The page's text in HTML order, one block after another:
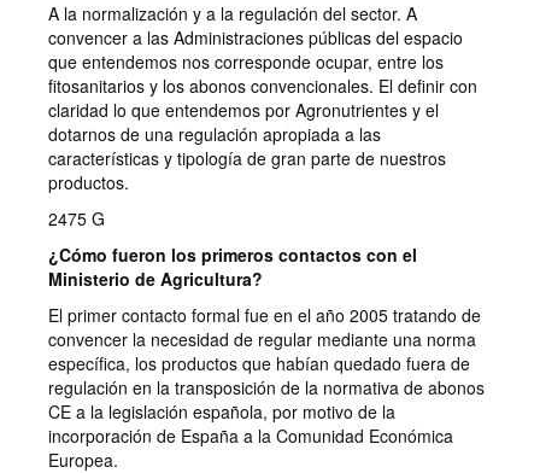
A la normalización y a la regulación del sector. A
convencer a las Administraciones públicas del espacio
que entendemos nos corresponde ocupar, entre los
fitosanitarios y los abonos convencionales. El definir con
claridad lo que entendemos por Agronutrientes y el
dotarnos de una regulación apropiada a las
características y tipología de gran parte de nuestros
productos.
2475 G
¿Cómo fueron los primeros contactos con el
Ministerio de Agricultura?
El primer contacto formal fue en el año 2005 tratando de
convencer la necesidad de regular mediante una norma
específica, los productos que habían quedado fuera de
regulación en la transposición de la normativa de abonos
CE a la legislación española, por motivo de la
incorporación de España a la Comunidad Económica
Europea.